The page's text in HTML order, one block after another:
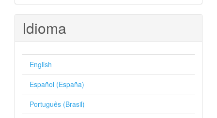
Idioma
English
Español (España)
Português (Brasil)